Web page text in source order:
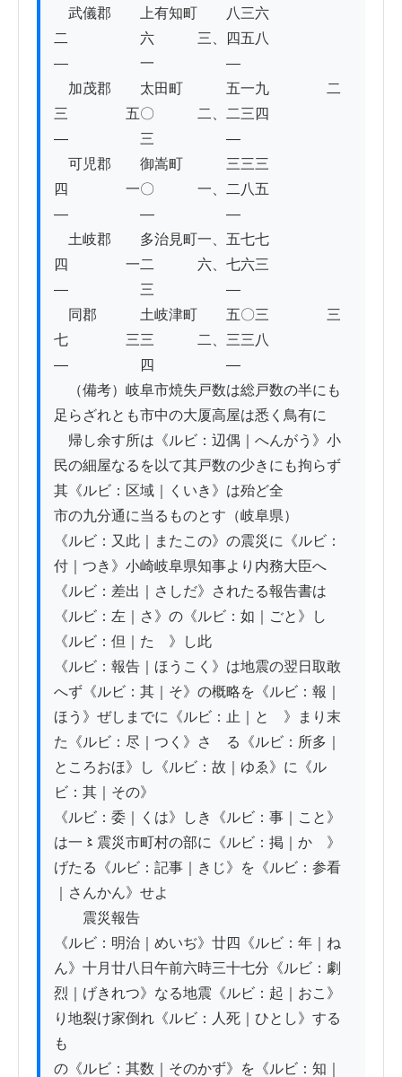
武儀郡　　上有知町　　八三六
二　　　　　六　　　三、四五八
―　　　　　一　　　　　―
加茂郡　　太田町　　　五一九　　　　二
三　　　　五〇　　　二、二三四
―　　　　　三　　　　　―
可児郡　　御嵩町　　　三三三
四　　　　一〇　　　一、二八五
―　　　　　―　　　　　―
土岐郡　　多治見町一、五七七
四　　　　一二　　　六、七六三
―　　　　　三　　　　　―
同郡　　　土岐津町　　五〇三　　　　三
七　　　　三三　　　二、三三八
―　　　　　四　　　　　―
（備考）岐阜市焼失戸数は総戸数の半にも
足らざれとも市中の大厦高屋は悉く鳥有に
帰し余す所は《ルビ：辺偶｜へんがう》小
民の細屋なるを以て其戸数の少きにも拘らず
其《ルビ：区域｜くいき》は殆ど全
市の九分通に当るものとす（岐阜県）
《ルビ：又此｜またこの》の震災に《ルビ：
付｜つき》小崎岐阜県知事より内務大臣へ
《ルビ：差出｜さしだ》されたる報告書は
《ルビ：左｜さ》の《ルビ：如｜ごと》し
《ルビ：但｜たゞ》し此
《ルビ：報告｜ほうこく》は地震の翌日取敢
へず《ルビ：其｜そ》の概略を《ルビ：報｜
ほう》ぜしまでに《ルビ：止｜とゞ》まり末
た《ルビ：尽｜つく》さゞる《ルビ：所多｜
ところおほ》し《ルビ：故｜ゆゑ》に《ル
ビ：其｜その》
《ルビ：委｜くは》しき《ルビ：事｜こと》
は一〻震災市町村の部に《ルビ：掲｜かゝ》
げたる《ルビ：記事｜きじ》を《ルビ：参看
｜さんかん》せよ
震災報告
《ルビ：明治｜めいぢ》廿四《ルビ：年｜ね
ん》十月廿八日午前六時三十七分《ルビ：劇
烈｜げきれつ》なる地震《ルビ：起｜おこ》
り地裂け家倒れ《ルビ：人死｜ひとし》する
も
の《ルビ：其数｜そのかず》を《ルビ：知｜